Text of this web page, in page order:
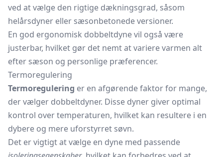
ved at vælge den rigtige dækningsgrad, såsom
helårsdyner eller sæsonbetonede versioner.
En god ergonomisk dobbeltdyne vil også være
justerbar, hvilket gør det nemt at variere varmen alt
efter sæson og personlige præferencer.
Termoregulering
Termoregulering er en afgørende faktor for mange,
der vælger dobbeltdyner. Disse dyner giver optimal
kontrol over temperaturen, hvilket kan resultere i en
dybere og mere uforstyrret søvn.
Det er vigtigt at vælge en dyne med passende